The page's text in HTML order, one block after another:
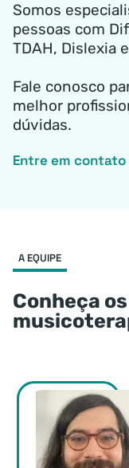
Somos
pessoas com
TDAH, Dislexia
Fale conosco
melhor
dúvidas.
Entre em
A EQUIPE
Conheça